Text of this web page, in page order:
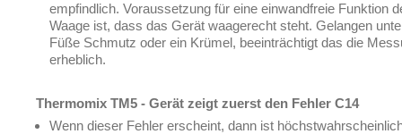
empfindlich. Voraussetzung für eine einwandfreie Funktion
Waage ist, dass das Gerät waagerecht steht. Gelangen
Füße Schmutz oder ein Krümel, beeinträchtigt das die
erheblich.
Thermomix TM5 - Gerät zeigt zuerst den Fehler C14
Wenn dieser Fehler erscheint, dann ist